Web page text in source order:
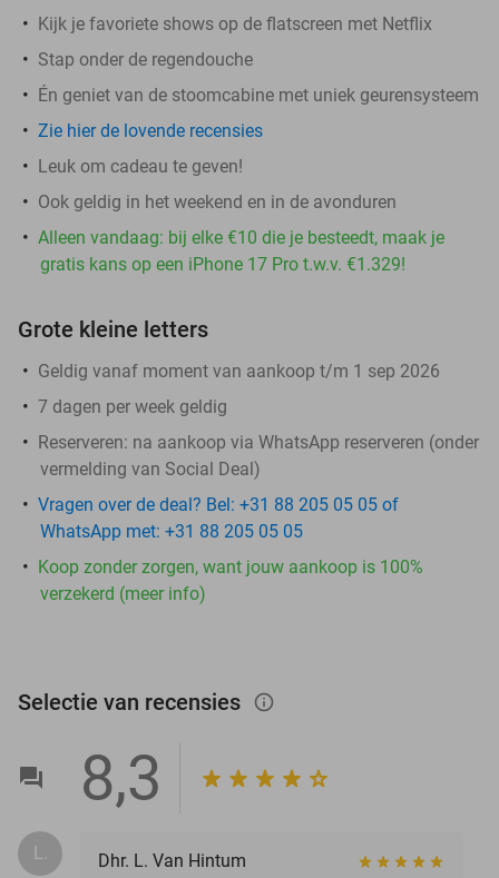
Kijk je favoriete shows op de flatscreen met Netflix
Stap onder de regendouche
Én geniet van de stoomcabine met uniek geurensysteem
Zie hier de lovende recensies
Leuk om cadeau te geven!
Ook geldig in het weekend en in de avonduren
Alleen vandaag: bij elke €10 die je besteedt, maak je
gratis kans op een iPhone 17 Pro t.w.v. €1.329!
Grote kleine letters
Geldig vanaf moment van aankoop t/m 1 sep 2026
7 dagen per week geldig
Reserveren: na aankoop via WhatsApp reserveren (onder
vermelding van Social Deal)
Vragen over de deal? Bel: +31 88 205 05 05 of
WhatsApp met: +31 88 205 05 05
Koop zonder zorgen, want jouw aankoop is 100%
verzekerd (meer info)
Selectie van recensies info_outlined
8,3
L.
Dhr. L. Van Hintum